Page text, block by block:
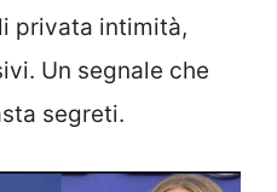
privata intimità,
Un segnale che
segreti.